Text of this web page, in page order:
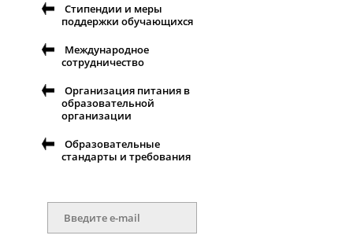
Стипендии и меры
поддержки обучающихся
Международное
сотрудничество
Организация питания в
образовательной
организации
Образовательные
стандарты и требования